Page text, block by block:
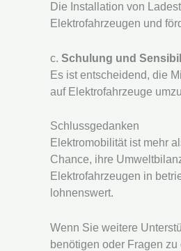
Die Installation von
Elektrofahrzeugen und
c. Schulung und
Es ist entscheidend, die
auf Elektrofahrzeuge
Schlussgedanken
Elektromobilität ist mehr
Chance, ihre
Elektrofahrzeugen in
lohnenswert.
Wenn Sie weitere
benötigen oder Fragen